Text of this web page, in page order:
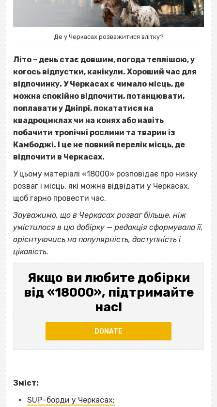
Де у Черкасах розважитися влітку?
Літо – день стає довшим, погода теплішою, у
когось відпустки, канікули. Хороший час для
відпочинку. У Черкасах є чимало місць, де
можна спокійно відпочити, потанцювати,
поплавати у Дніпрі, покататися на
квадроциклах чи на конях або навіть
побачити тропічні рослини та тварин із
Камбоджі. І це не повний перелік місць, де
відпочити в Черкасах.
У цьому матеріалі «18000» розповідає про низку
розваг і місць, які можна відвідати у Черкасах,
щоб гарно провести час.
Зауважимо, що в Черкасах розваг більше, ніж
умістилося в цю добірку — редакція сформувала її,
орієнтуючись на популярність, доступність і
цікавість.
Якщо ви любите добірки
від «18000», підтримайте
нас!
DONATE
Зміст:
SUP–борди у Черкасах;